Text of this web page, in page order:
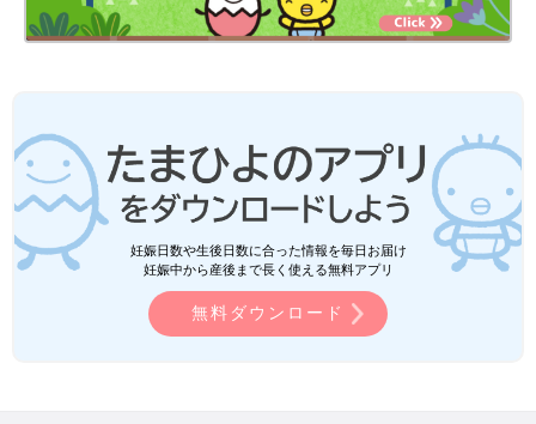
妊娠日数や生後日数に合った情報を毎日お届け
妊娠中から産後まで長く使える無料アプリ
無料ダウンロード